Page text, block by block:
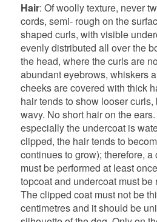
Hair: Of woolly texture, never
cords, semi- rough on the
shaped curls, with visible
evenly distributed all over the
the head, where the curls are
abundant eyebrows, whiskers
cheeks are covered with thick
hair tends to show looser
wavy. No short hair on the
especially the undercoat is
clipped, the hair tends to
continues to grow); therefore,
must be performed at least
topcoat and undercoat must
The clipped coat must not be
centimetres and it should be